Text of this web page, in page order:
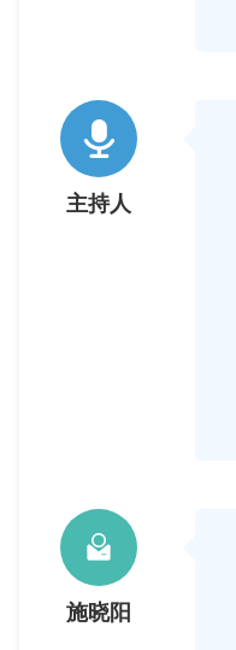

主持人

施晓阳